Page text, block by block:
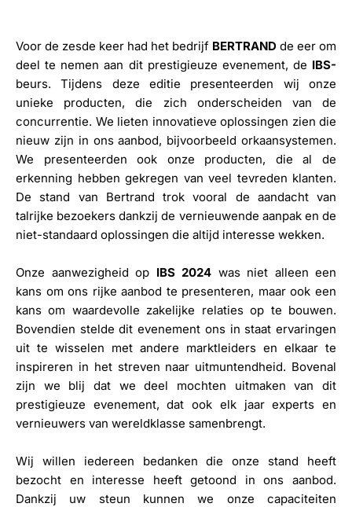
Voor de zesde keer had het bedrijf BERTRAND de eer om
deel te nemen aan dit prestigieuze evenement, de IBS-
beurs. Tijdens deze editie presenteerden wij onze
unieke producten, die zich onderscheiden van de
concurrentie. We lieten innovatieve oplossingen zien die
nieuw zijn in ons aanbod, bijvoorbeeld orkaansystemen.
We presenteerden ook onze producten, die al de
erkenning hebben gekregen van veel tevreden klanten.
De stand van Bertrand trok vooral de aandacht van
talrijke bezoekers dankzij de vernieuwende aanpak en de
niet-standaard oplossingen die altijd interesse wekken.
Onze aanwezigheid op IBS 2024 was niet alleen een
kans om ons rijke aanbod te presenteren, maar ook een
kans om waardevolle zakelijke relaties op te bouwen.
Bovendien stelde dit evenement ons in staat ervaringen
uit te wisselen met andere marktleiders en elkaar te
inspireren in het streven naar uitmuntendheid. Bovenal
zijn we blij dat we deel mochten uitmaken van dit
prestigieuze evenement, dat ook elk jaar experts en
vernieuwers van wereldklasse samenbrengt.
Wij willen iedereen bedanken die onze stand heeft
bezocht en interesse heeft getoond in ons aanbod.
Dankzij uw steun kunnen we onze capaciteiten